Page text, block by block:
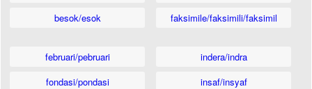
besok/esok
faksimile/faksimili/faksimil
februari/pebruari
fondasi/pondasi
indera/indra
insaf/insyaf